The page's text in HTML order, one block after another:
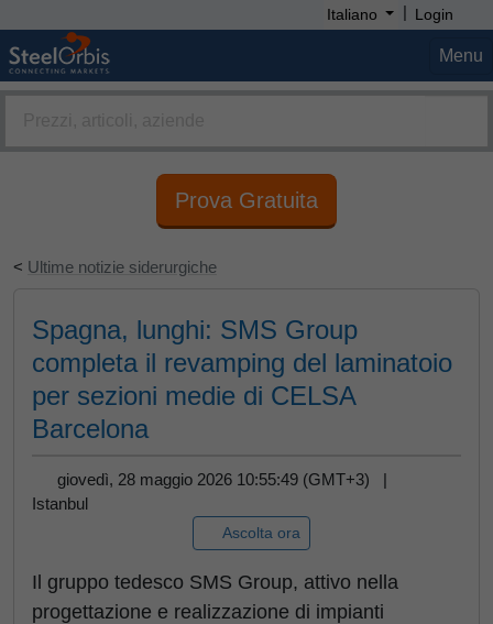
Italiano | Login
Menu
Prova Gratuita
< Ultime notizie siderurgiche
Spagna, lunghi: SMS Group
completa il revamping del laminatoio
per sezioni medie di CELSA
Barcelona
giovedì, 28 maggio 2026 10:55:49 (GMT+3) |
Istanbul
Ascolta ora
Il gruppo tedesco SMS Group, attivo nella
progettazione e realizzazione di impianti